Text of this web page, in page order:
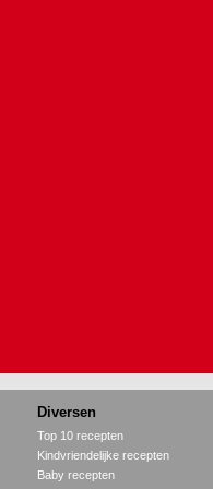
Diversen
Top 10 recepten
Kindvriendelijke recepten
Baby recepten